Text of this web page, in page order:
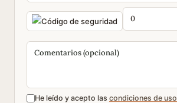
He leído y acepto las condiciones de uso